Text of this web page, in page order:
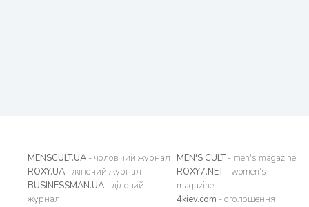
MENSCULT.UA - чоловічий журнал
ROXY.UA - жіночий журнал
BUSINESSMAN.UA - діловий
журнал
MEN'S CULT- men's magazine
ROXY7.NET- women's
magazine
4kiev.com - оголошення